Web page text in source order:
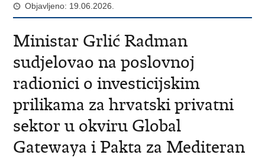
Objavljeno: 19.06.2026.
Ministar Grlić Radman
sudjelovao na poslovnoj
radionici o investicijskim
prilikama za hrvatski privatni
sektor u okviru Global
Gatewaya i Pakta za Mediteran